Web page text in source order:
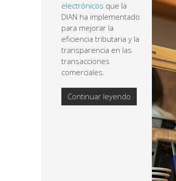
electrónicos que la
DIAN ha implementado
para mejorar la
eficiencia tributaria y la
transparencia en las
transacciones
comerciales.
Continuar leyendo